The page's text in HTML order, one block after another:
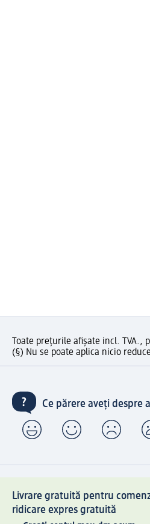
Toate prețurile afișate incl. TVA.,
(§) Nu se poate aplica nicio
Ce părere aveți despre
Livrare gratuită pentru
ridicare expres gratuită